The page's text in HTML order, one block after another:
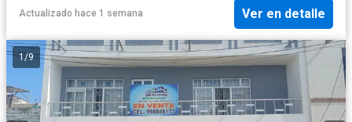
Actualizado hace 1 semana Ver en detalle
1/9